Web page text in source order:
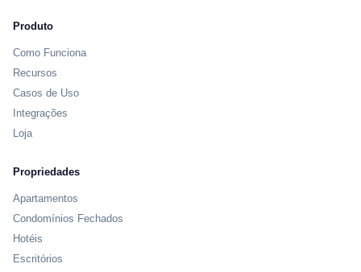
Produto
Como Funciona
Recursos
Casos de Uso
Integrações
Loja
Propriedades
Apartamentos
Condomínios Fechados
Hotéis
Escritórios